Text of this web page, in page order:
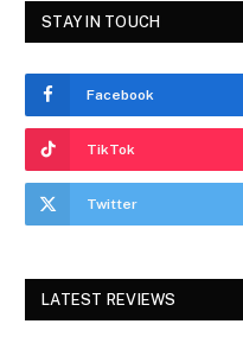
STAY IN TOUCH
Facebook
TikTok
Twitter
LATEST REVIEWS